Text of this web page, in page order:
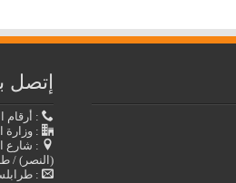
إتصل
: أرقام
: وزارة
: شارع
(النصر) /
: طرابلس .